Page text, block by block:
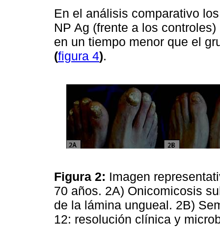
En el análisis comparativo
NP Ag (frente a los
en un tiempo menor que el
(figura 4).
Figura 2: Imagen
70 años. 2A) Onicomicosis
de la lámina ungueal. 2B)
12: resolución clínica y